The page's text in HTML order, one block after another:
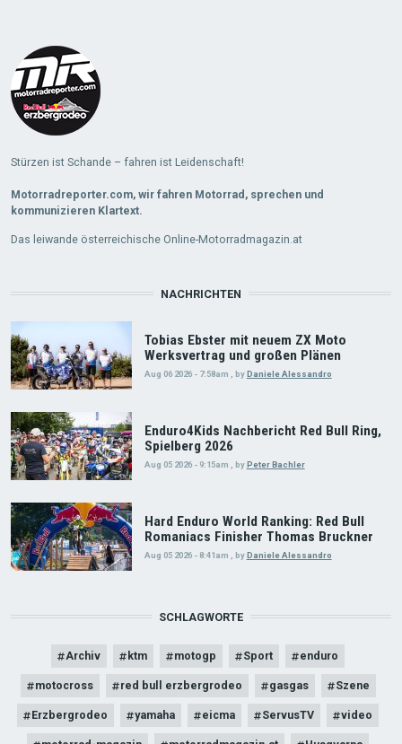
Stürzen ist Schande – fahren ist Leidenschaft!
Motorradreporter.com, wir fahren Motorrad, sprechen und
kommunizieren Klartext.
Das leiwande österreichische Online-Motorradmagazin.at
NACHRICHTEN
Tobias Ebster mit neuem ZX Moto
Werksvertrag und großen Plänen
Aug 06 2026 - 7:58am byDaniele Alessandro
Enduro4Kids Nachbericht Red Bull Ring,
Spielberg 2026
Aug 05 2026 - 9:15am byPeter Bachler
Hard Enduro World Ranking: Red Bull
Romaniacs Finisher Thomas Bruckner
Aug 05 2026 - 8:41am byDaniele Alessandro
SCHLAGWORTE
Archiv ktm motogp Sport enduro
motocross red bull erzbergrodeo gasgas Szene
Erzbergrodeo yamaha eicma ServusTV video